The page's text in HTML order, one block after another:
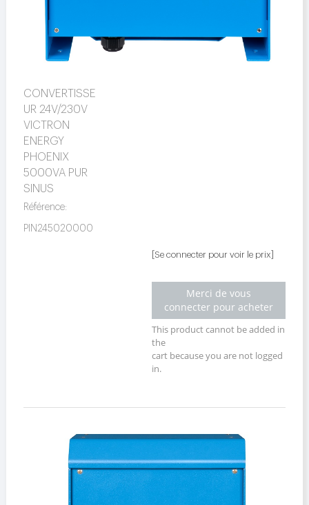
CONVERTISSE
UR 24V/230V
VICTRON
ENERGY
PHOENIX
5000VA PUR
SINUS
Référence:
PIN245020000
[Se connecter pour voir le prix]
Merci de vous
connecter pour acheter
This product cannot be added in
the
cart because you are not logged
in.